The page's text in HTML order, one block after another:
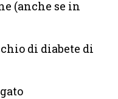
(anche se in
di diabete di